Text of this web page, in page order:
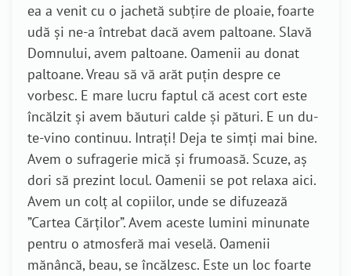
ea a venit cu o jachetă subțire de ploaie, foarte
udă și ne-a întrebat dacă avem paltoane. Slavă
Domnului, avem paltoane. Oamenii au donat
paltoane. Vreau să vă arăt puțin despre ce
vorbesc. E mare lucru faptul că acest cort este
încălzit și avem băuturi calde și pături. E un du-
te-vino continuu. Intrați! Deja te simți mai bine.
Avem o sufragerie mică și frumoasă. Scuze, aș
dori să prezint locul. Oamenii se pot relaxa aici.
Avem un colț al copiilor, unde se difuzează
”Cartea Cărților”. Avem aceste lumini minunate
pentru o atmosferă mai veselă. Oamenii
mănâncă, beau, se încălzesc. Este un loc foarte